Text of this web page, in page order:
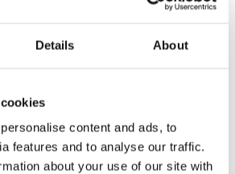
Details About
content and ads, to
features and to analyse our traffic.
about your use of our site with
Cutting (Taglio)
Cutting
No